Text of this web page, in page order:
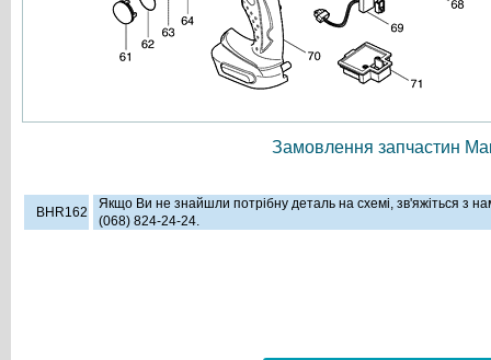
Замовлення запчастин
BHR162
Якщо Ви не знайшли потрібну деталь на схемі, зв'яжіться з
(068) 824-24-24.